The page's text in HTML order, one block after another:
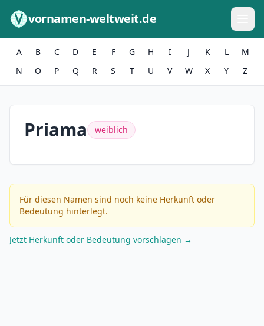
vornamen-weltweit.de
A B C D E F G H I J K L
M
N
O P Q R S T U V W X Y Z
Priama weiblich
Für diesen Namen sind noch keine Herkunft oder
Bedeutung hinterlegt.
Jetzt Herkunft oder Bedeutung vorschlagen →